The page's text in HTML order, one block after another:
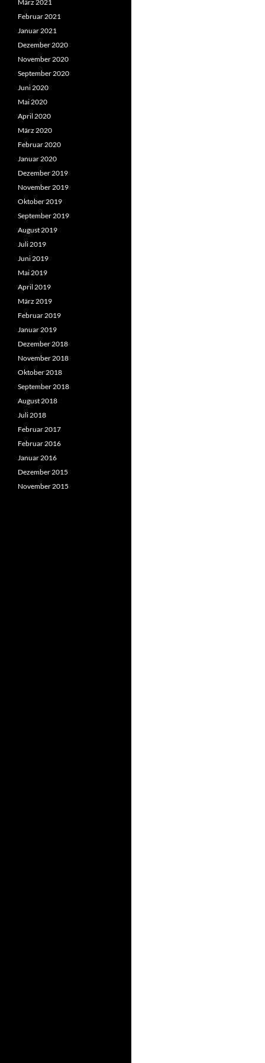
März 2021
Februar 2021
Januar 2021
Dezember 2020
November 2020
September 2020
Juni 2020
Mai 2020
April 2020
März 2020
Februar 2020
Januar 2020
Dezember 2019
November 2019
Oktober 2019
September 2019
August 2019
Juli 2019
Juni 2019
Mai 2019
April 2019
März 2019
Februar 2019
Januar 2019
Dezember 2018
November 2018
Oktober 2018
September 2018
August 2018
Juli 2018
Februar 2017
Februar 2016
Januar 2016
Dezember 2015
November 2015